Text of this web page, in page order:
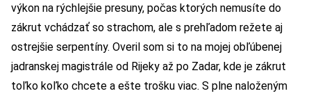
výkon na rýchlejšie presuny, počas ktorých nemusíte do
zákrut vchádzať so strachom, ale s prehľadom režete aj
ostrejšie serpentíny. Overil som si to na mojej obľúbenej
jadranskej magistrále od Rijeky až po Zadar, kde je zákrut
toľko koľko chcete a ešte trošku viac. S plne naloženým